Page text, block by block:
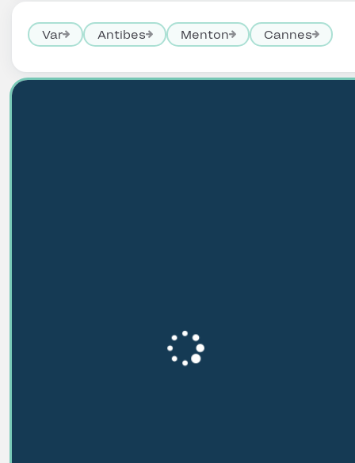
Var Antibes Menton Cannes